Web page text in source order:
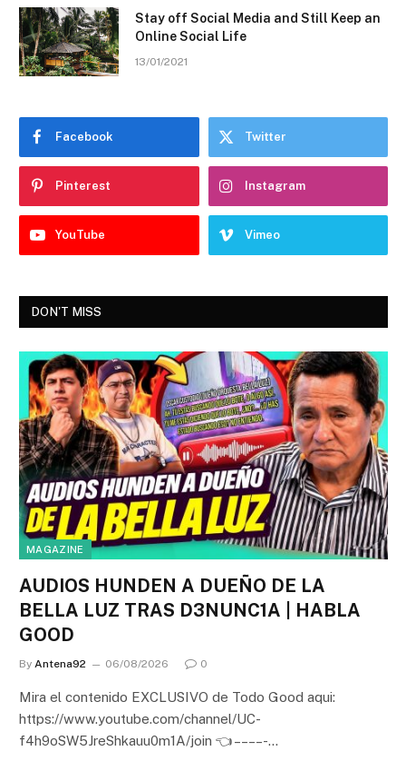
Stay off Social Media and Still Keep an
Online Social Life
13/01/2021
Facebook Twitter
Pinterest Instagram
YouTube Vimeo
DON'T MISS
MAGAZINE
AUDIOS HUNDEN A DUEÑO DE LA
BELLA LUZ TRAS D3NUNC1A | HABLA
GOOD
By Antena92 06/08/2026 0
Mira el contenido EXCLUSIVO de Todo Good aqui:
https://www.youtube.com/channel/UC-
f4h9oSW5JreShkauu0m1A/join 👈 – – – – -…